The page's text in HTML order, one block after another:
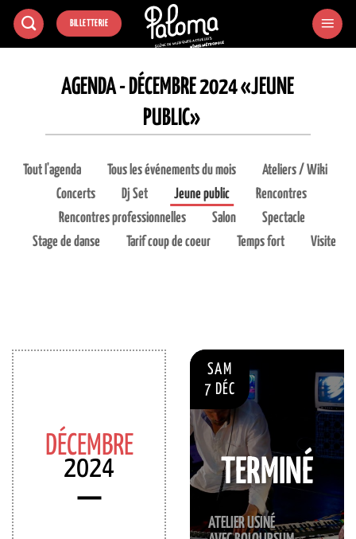
Passer
BILLETTERIE
AGENDA - DÉCEMBRE 2024 «JEUNE
PUBLIC»
Tout l'agenda Tous les événements du mois
Ateliers / Wiki
Concerts
Dj Set Jeune public
Rencontres
Rencontres professionnelles
Salon
Spectacle
Stage de danse
Tarif coup de coeur Temps fort Visite
DÉCEMBRE
2024
SAM
7 DÉC
ATELIER USINÉ
TERMINÉ